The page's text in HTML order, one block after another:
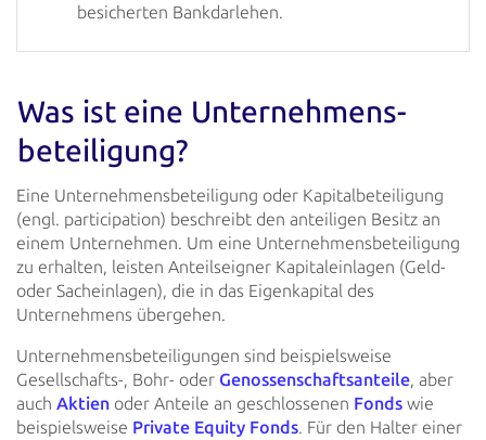
besicherten Bankdarlehen.
Was ist eine Unternehmens­
beteiligung?
Eine Unternehmensbeteiligung oder Kapitalbeteiligung
(engl. participation) beschreibt den anteiligen Besitz an
einem Unternehmen. Um eine Unternehmensbeteiligung
zu erhalten, leisten Anteilseigner Kapitaleinlagen (Geld-
oder Sacheinlagen), die in das Eigenkapital des
Unternehmens übergehen.
Unternehmensbeteiligungen sind beispielsweise
Gesellschafts-, Bohr- oder Genossenschaftsanteile, aber
auch Aktien oder Anteile an geschlossenen Fonds wie
beispielsweise Private Equity Fonds. Für den Halter einer